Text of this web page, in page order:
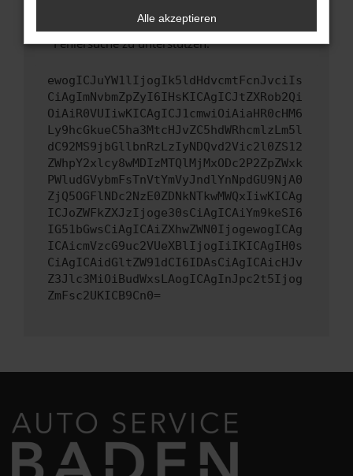
uns diesen Text schicken, um uns bei der
Fehlersuche zu unterstützen:
ewogICJuYW1lIjogIk5ldHdvcmtFcnJvciIs
CiAgImNvbmZpZyI6IHsKICAgICJtZXRob2Qi
OiAiR0VUIiwKICAgICJ1cmwiOiAiaHR0cHM6
Ly9hcGkueC5ha3MtcHJvZC5hdWRhcmlzLm5l
dC92MS9jbGllbnRzLzIyNDQvd2Vic2l0ZS12
ZWhpY2xlcy8wMDIzMTQlMjMxODc2P2ZpZWxk
PWludGVybmFsTnVtYmVyJndlYnNpdGU9NjA0
ZjQ5OGFlNDc2NzE0ZDNkNTkwMWQxIiwKICAg
ICJoZWFkZXJzIjoge30sCiAgICAiYm9keSI6
IG51bGwsCiAgICAiZXhwZWN0IjogewogICAg
ICAicmVzcG9uc2VUeXBlIjogIiIKICAgIH0s
CiAgICAidGltZW91dCI6IDAsCiAgICAicHJv
Z3Jlc3MiOiBudWxsLAogICAgInJpc2t5Ijog
ZmFsc2UKICB9Cn0=
Alle akzeptieren